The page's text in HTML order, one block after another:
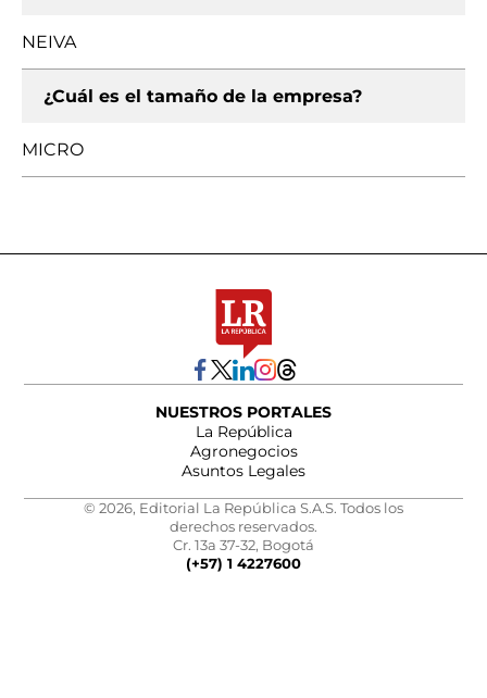
NEIVA
¿Cuál es el tamaño de la empresa?
MICRO
NUESTROS PORTALES
La República
Agronegocios
Asuntos Legales
© 2026, Editorial La República S.A.S. Todos los
derechos reservados.
Cr. 13a 37-32, Bogotá
(+57) 1 4227600